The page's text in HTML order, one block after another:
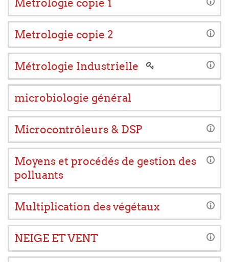
Metrologie copie 2
Métrologie Industrielle
microbiologie général
Microcontrôleurs & DSP
Moyens et procédés de gestion des
polluants
Multiplication des végétaux
NEIGE ET VENT